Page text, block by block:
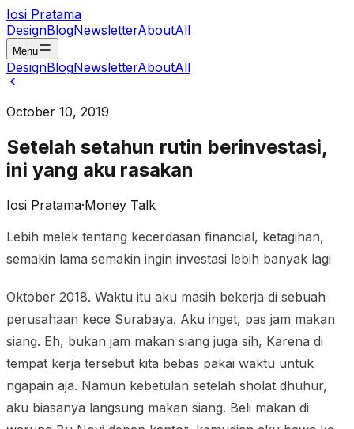
Iosi Pratama
DesignBlogNewsletterAboutAll
Menu
DesignBlogNewsletterAboutAll
October 10, 2019
Setelah setahun rutin berinvestasi,
ini yang aku rasakan
Iosi Pratama·Money Talk
Lebih melek tentang kecerdasan financial, ketagihan,
semakin lama semakin ingin investasi lebih banyak lagi
Oktober 2018. Waktu itu aku masih bekerja di sebuah
perusahaan kece Surabaya. Aku inget, pas jam makan
siang. Eh, bukan jam makan siang juga sih, Karena di
tempat kerja tersebut kita bebas pakai waktu untuk
ngapain aja. Namun kebetulan setelah sholat dhuhur,
aku biasanya langsung makan siang. Beli makan di